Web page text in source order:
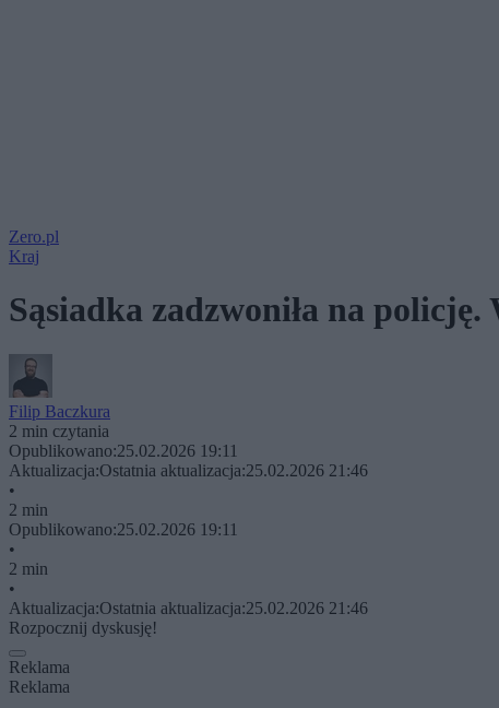
Zero.pl
Kraj
Sąsiadka zadzwoniła na
Filip Baczkura
2 min czytania
Opublikowano:25.02.2026 19:11
Aktualizacja:Ostatnia aktualizacja:25.02.2026 21:46
•
2 min
Opublikowano:25.02.2026 19:11
•
2 min
•
Aktualizacja:Ostatnia aktualizacja:25.02.2026 21:46
Rozpocznij dyskusję!
Reklama
Reklama